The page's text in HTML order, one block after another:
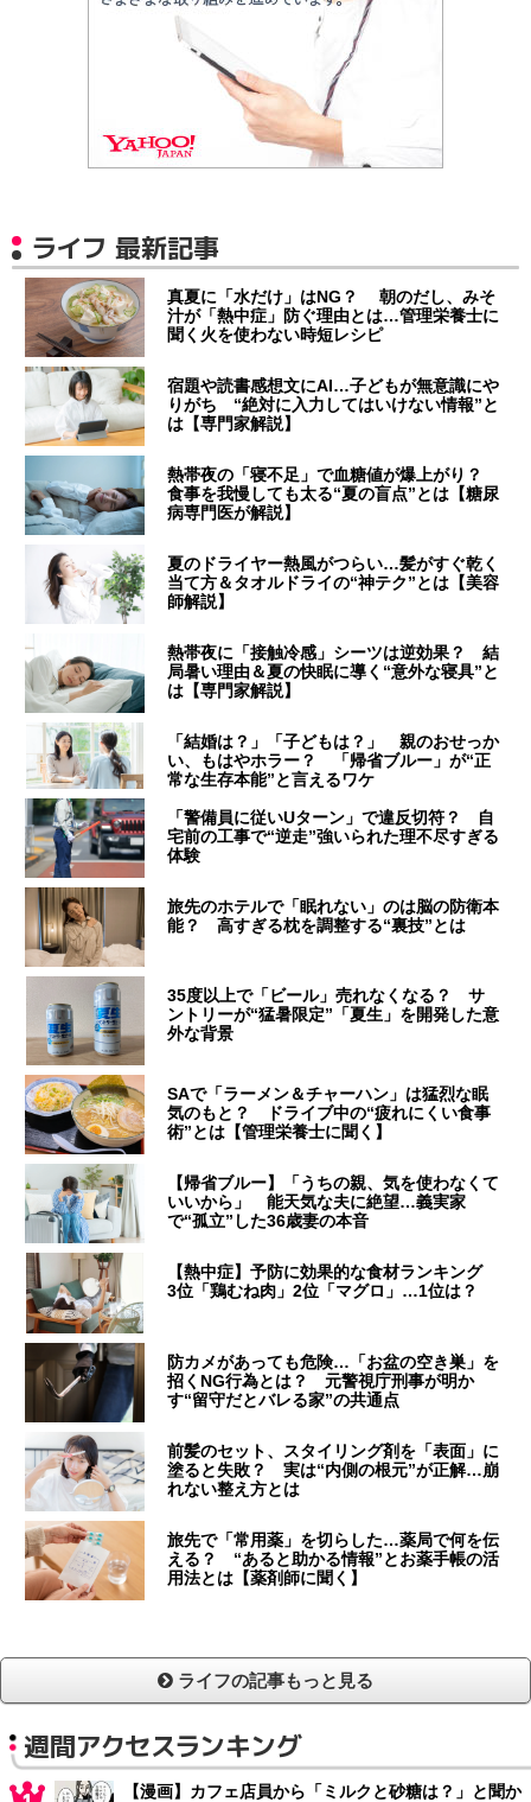
ライフ 最新記事
真夏に「水だけ」はNG？ 朝のだし、みそ
汁が「熱中症」防ぐ理由とは…管理栄養士に
聞く火を使わない時短レシピ
宿題や読書感想文にAI…子どもが無意識にや
りがち “絶対に入力してはいけない情報”と
は【専門家解説】
熱帯夜の「寝不足」で血糖値が爆上がり？
食事を我慢しても太る“夏の盲点”とは【糖尿
病専門医が解説】
夏のドライヤー熱風がつらい…髪がすぐ乾く
当て方＆タオルドライの“神テク”とは【美容
師解説】
熱帯夜に「接触冷感」シーツは逆効果？ 結
局暑い理由＆夏の快眠に導く“意外な寝具”と
は【専門家解説】
「結婚は？」「子どもは？」 親のおせっか
い、もはやホラー？ 「帰省ブルー」が“正
常な生存本能”と言えるワケ
「警備員に従いUターン」で違反切符？ 自
宅前の工事で“逆走”強いられた理不尽すぎる
体験
旅先のホテルで「眠れない」のは脳の防衛本
能？ 高すぎる枕を調整する“裏技”とは
35度以上で「ビール」売れなくなる？ サ
ントリーが“猛暑限定”「夏生」を開発した意
外な背景
SAで「ラーメン＆チャーハン」は猛烈な眠
気のもと？ ドライブ中の“疲れにくい食事
術”とは【管理栄養士に聞く】
【帰省ブルー】「うちの親、気を使わなくて
いいから」 能天気な夫に絶望…義実家
で“孤立”した36歳妻の本音
【熱中症】予防に効果的な食材ランキング
3位「鶏むね肉」2位「マグロ」…1位は？
防カメがあっても危険…「お盆の空き巣」を
招くNG行為とは？ 元警視庁刑事が明か
す“留守だとバレる家”の共通点
前髪のセット、スタイリング剤を「表面」に
塗ると失敗？ 実は“内側の根元”が正解…崩
れない整え方とは
旅先で「常用薬」を切らした…薬局で何を伝
える？ “あると助かる情報”とお薬手帳の活
用法とは【薬剤師に聞く】
ライフの記事もっと見る
週間アクセスランキング
【漫画】カフェ店員から「ミルクと砂糖は？」と聞か